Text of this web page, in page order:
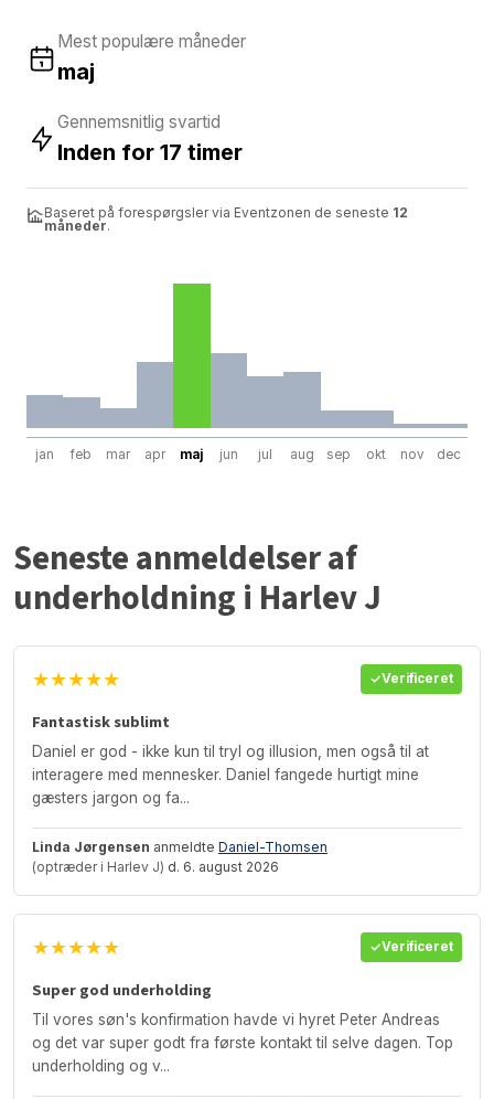
Mest populære måneder
maj
Gennemsnitlig svartid
Inden for 17 timer
Baseret på forespørgsler via Eventzonen de seneste 12
måneder.
jan feb mar apr maj jun jul aug sep okt nov dec
Seneste anmeldelser af
underholdning i Harlev J
★★★★★ Verificeret
Fantastisk sublimt
Daniel er god - ikke kun til tryl og illusion, men også til at
interagere med mennesker. Daniel fangede hurtigt mine
gæsters jargon og fa...
Linda Jørgensen anmeldte Daniel-Thomsen
(optræder i Harlev J) d. 6. august 2026
★★★★★ Verificeret
Super god underholding
Til vores søn's konfirmation havde vi hyret Peter Andreas
og det var super godt fra første kontakt til selve dagen. Top
underholding og v...